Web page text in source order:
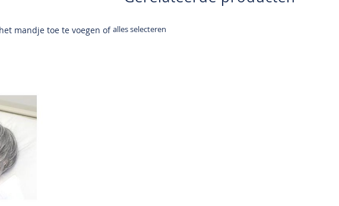
mandje toe te voegen ofalles selecteren